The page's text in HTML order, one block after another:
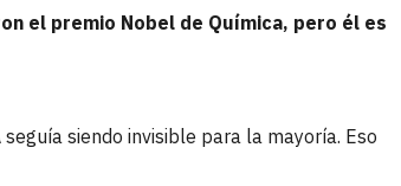
el premio Nobel de Química, pero él es
siendo invisible para la mayoría. Eso